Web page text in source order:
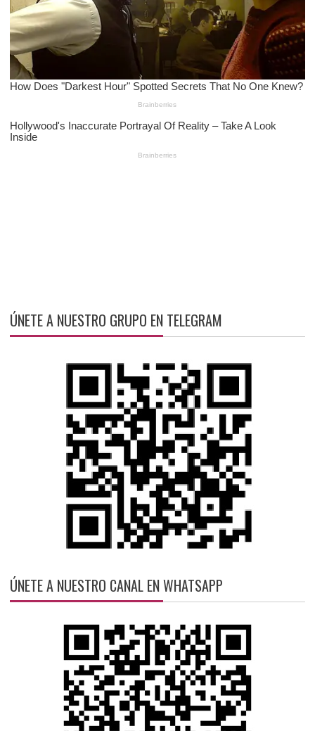
ÚNETE A NUESTRO GRUPO EN TELEGRAM
ÚNETE A NUESTRO CANAL EN WHATSAPP